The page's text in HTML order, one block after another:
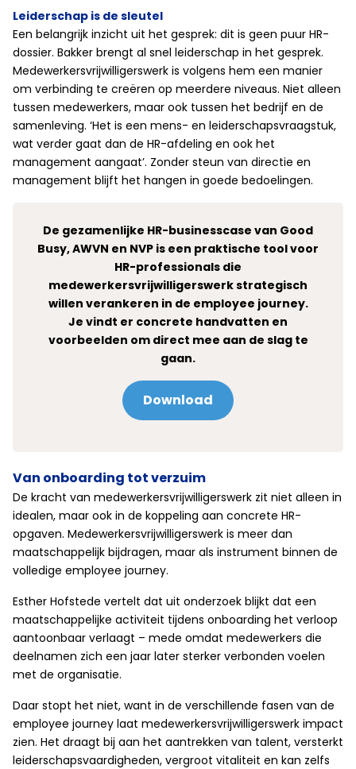
Leiderschap is de sleutel
Een belangrijk inzicht uit het gesprek: dit is geen puur HR-
dossier. Bakker brengt al snel leiderschap in het gesprek.
Medewerkersvrijwilligerswerk is volgens hem een manier
om verbinding te creëren op meerdere niveaus. Niet alleen
tussen medewerkers, maar ook tussen het bedrijf en de
samenleving. ‘Het is een mens- en leiderschapsvraagstuk,
wat verder gaat dan de HR-afdeling en ook het
management aangaat’. Zonder steun van directie en
management blijft het hangen in goede bedoelingen.
De gezamenlijke HR-businesscase van Good
Busy, AWVN en NVP is een praktische tool voor
HR-professionals die
medewerkersvrijwilligerswerk strategisch
willen verankeren in de employee journey.
Je vindt er concrete handvatten en
voorbeelden om direct mee aan de slag te
gaan.
Download
Van onboarding tot verzuim
De kracht van medewerkersvrijwilligerswerk zit niet alleen in
idealen, maar ook in de koppeling aan concrete HR-
opgaven. Medewerkersvrijwilligerswerk is meer dan
maatschappelijk bijdragen, maar als instrument binnen de
volledige employee journey.
Esther Hofstede vertelt dat uit onderzoek blijkt dat een
maatschappelijke activiteit tijdens onboarding het verloop
aantoonbaar verlaagt – mede omdat medewerkers die
deelnamen zich een jaar later sterker verbonden voelen
met de organisatie.
Daar stopt het niet, want in de verschillende fasen van de
employee journey laat medewerkersvrijwilligerswerk impact
zien. Het draagt bij aan het aantrekken van talent, versterkt
leiderschapsvaardigheden, vergroot vitaliteit en kan zelfs